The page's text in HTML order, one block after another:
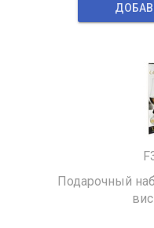
Подарочный